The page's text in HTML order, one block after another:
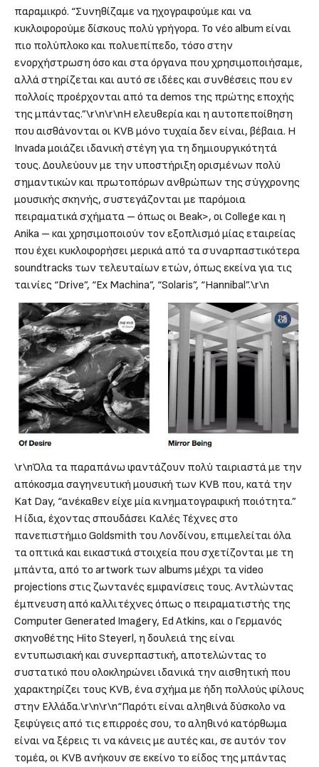
παραμικρό. “Συνηθίζαμε να ηχογραφούμε και να
κυκλοφορούμε δίσκους πολύ γρήγορα. Το νέο album είναι
πιο πολύπλοκο και πολυεπίπεδο, τόσο στην
ενορχήστρωση όσο και στα όργανα που χρησιμοποιήσαμε,
αλλά στηρίζεται και αυτό σε ιδέες και συνθέσεις που εν
πολλοίς προέρχονται από τα demos της πρώτης εποχής
της μπάντας.”\r\n\r\nΗ ελευθερία και η αυτοπεποίθηση
που αισθάνονται οι KVB μόνο τυχαία δεν είναι, βέβαια. Η
Invada μοιάζει ιδανική στέγη για τη δημιουργικότητά
τους. Δουλεύουν με την υποστήριξη ορισμένων πολύ
σημαντικών και πρωτοπόρων ανθρώπων της σύγχρονης
μουσικής σκηνής, συστεγάζονται με παρόμοια
πειραματικά σχήματα – όπως οι Beak>, οι College και η
Anika – και χρησιμοποιούν τον εξοπλισμό μίας εταιρείας
που έχει κυκλοφορήσει μερικά από τα συναρπαστικότερα
soundtracks των τελευταίων ετών, όπως εκείνα για τις
ταινίες “Drive”, “Ex Machina”, “Solaris”, “Hannibal”.\r\n
\r\nΌλα τα παραπάνω φαντάζουν πολύ ταιριαστά με την
απόκοσμα σαγηνευτική μουσική των KVB που, κατά την
Kat Day, “ανέκαθεν είχε μία κινηματογραφική ποιότητα.”
Η ίδια, έχοντας σπουδάσει Καλές Τέχνες στο
πανεπιστήμιο Goldsmith του Λονδίνου, επιμελείται όλα
τα οπτικά και εικαστικά στοιχεία που σχετίζονται με τη
μπάντα, από το artwork των albums μέχρι τα video
projections στις ζωντανές εμφανίσεις τους. Αντλώντας
έμπνευση από καλλιτέχνες όπως ο πειραματιστής της
Computer Generated Imagery, Ed Atkins, και ο Γερμανός
σκηνοθέτης Hito Steyerl, η δουλειά της είναι
εντυπωσιακή και συνερπαστική, αποτελώντας το
συστατικό που ολοκληρώνει ιδανικά την αισθητική που
χαρακτηρίζει τους KVB, ένα σχήμα με ήδη πολλούς φίλους
στην Ελλάδα.\r\n\r\n“Παρότι είναι αληθινά δύσκολο να
ξεφύγεις από τις επιρροές σου, το αληθινό κατόρθωμα
είναι να ξέρεις τι να κάνεις με αυτές και, σε αυτόν τον
τομέα, οι KVB ανήκουν σε εκείνο το είδος της μπάντας